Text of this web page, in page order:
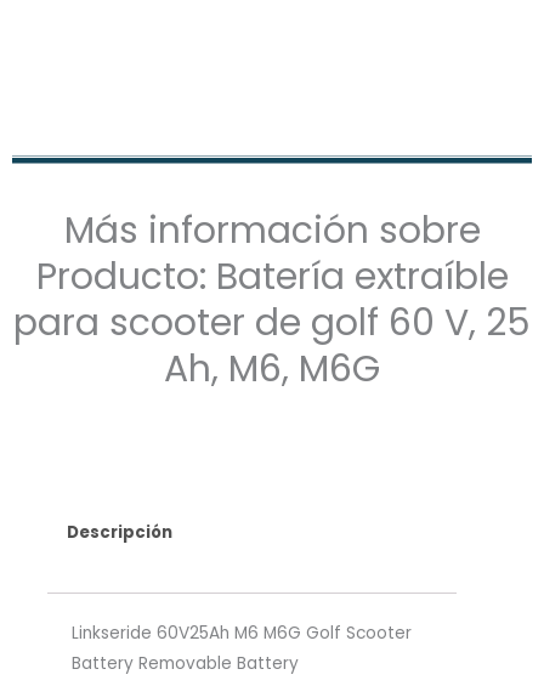
Más información sobre
Producto: Batería extraíble
para scooter de golf 60 V, 25
Ah, M6, M6G
Descripción
Linkseride 60V25Ah M6 M6G Golf Scooter
Battery Removable Battery